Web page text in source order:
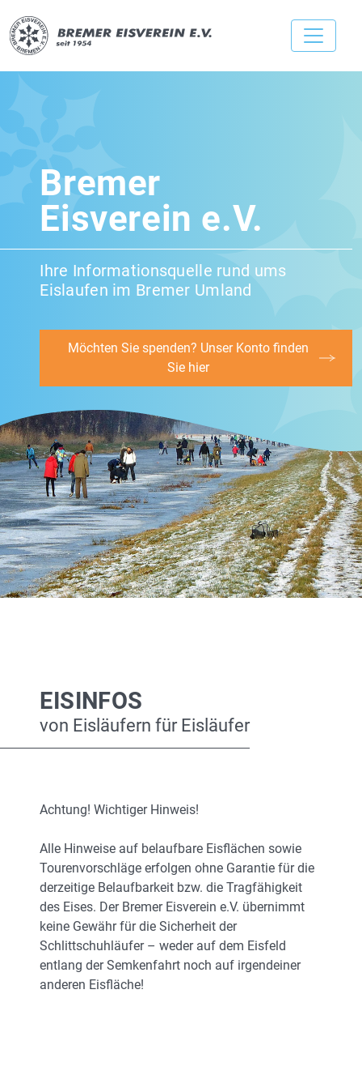
Bremer
Eisverein e.V.
Ihre Informationsquelle rund ums
Eislaufen im Bremer Umland
Möchten Sie spenden? Unser Konto finden
Sie hier
EISINFOS
von Eisläufern für Eisläufer
Achtung! Wichtiger Hinweis!
Alle Hinweise auf belaufbare Eisflächen sowie
Tourenvorschläge erfolgen ohne Garantie für die
derzeitige Belaufbarkeit bzw. die Tragfähigkeit
des Eises. Der Bremer Eisverein e.V. übernimmt
keine Gewähr für die Sicherheit der
Schlittschuhläufer – weder auf dem Eisfeld
entlang der Semkenfahrt noch auf irgendeiner
anderen Eisfläche!